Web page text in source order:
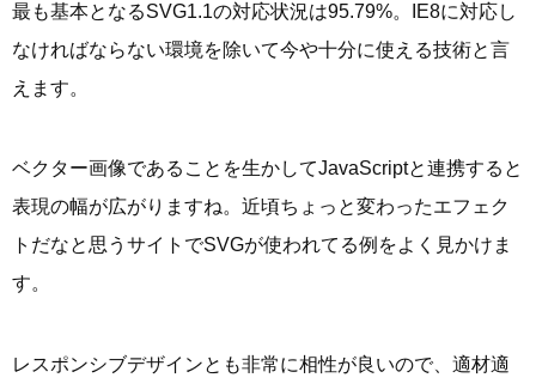
最も基本となるSVG1.1の対応状況は95.79%。IE8に対応し
なければならない環境を除いて今や十分に使える技術と言
えます。
ベクター画像であることを生かしてJavaScriptと連携すると
表現の幅が広がりますね。近頃ちょっと変わったエフェク
トだなと思うサイトでSVGが使われてる例をよく見かけま
す。
レスポンシブデザインとも非常に相性が良いので、適材適